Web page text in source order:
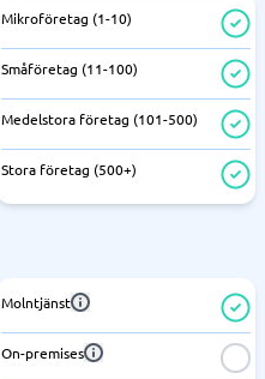
Mikroföretag (1-10)
Småföretag (11-100)
Medelstora företag (101-500)
Stora företag (500+)
Molntjänst
On-premises